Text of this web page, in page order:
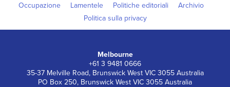
Occupazione
Lamentele Politiche editoriali
Archivio
Politica sulla privacy
Melbourne
+61 3 9481 0666
35-37 Melville Road, Brunswick West VIC 3055 Australia
PO Box 250, Brunswick West VIC 3055 Australia